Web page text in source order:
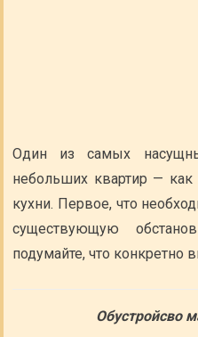
Один из самых
небольших квартир — как
кухни. Первое, что
существующую
подумайте, что конкретно
Обустройсво